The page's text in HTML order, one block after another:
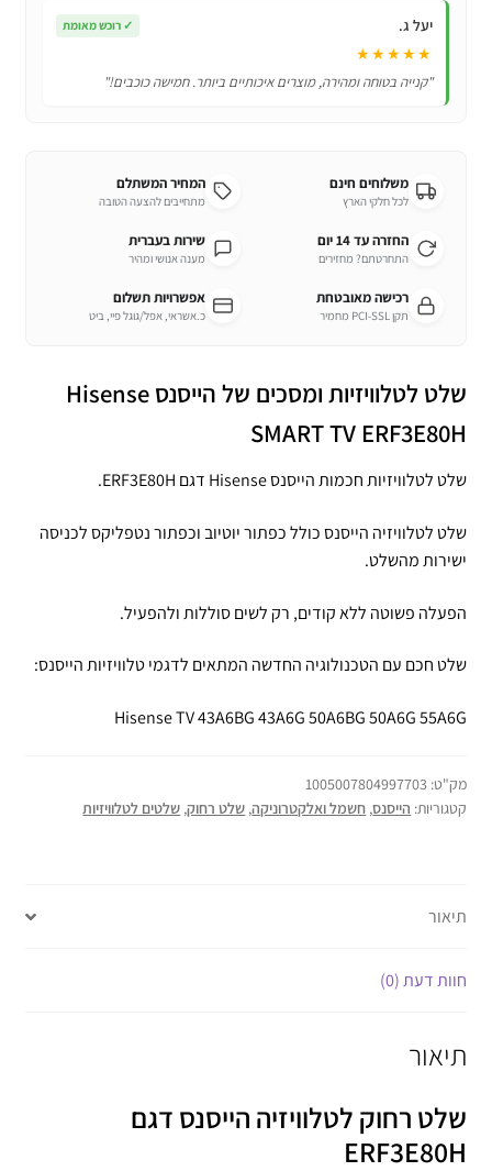
יעל ג. ✓ רוכש מאומת
★★★★★
"קנייה בטוחה ומהירה, מוצרים איכותיים ביותר. חמישה כוכבים!"
משלוחים חינם
לכל חלקי הארץ
המחיר המשתלם
מתחייבים להצעה הטובה
החזרה עד 14 יום
התחרטתם? מחזירים
שירות בעברית
מענה אנושי ומהיר
רכישה מאובטחת
תקן PCI-SSL מחמיר
אפשרויות תשלום
כ.אשראי, אפל/גוגל פיי, ביט
שלט לטלוויזיות ומסכים של הייסנס Hisense
SMART TV ERF3E80H
שלט לטלוויזיות חכמות הייסנס Hisense דגם ERF3E80H.
שלט לטלוויזיה הייסנס כולל כפתור יוטיוב וכפתור נטפליקס לכניסה
ישירות מהשלט.
הפעלה פשוטה ללא קודים, רק לשים סוללות ולהפעיל.
שלט חכם עם הטכנולוגיה החדשה המתאים לדגמי טלוויזיות הייסנס:
Hisense TV 43A6BG 43A6G 50A6BG 50A6G 55A6G
מק"ט: 1005007804997703
קטגוריות: הייסנס, חשמל ואלקטרוניקה, שלט רחוק, שלטים לטלוויזיות
תיאור
חוות דעת (0)
תיאור
שלט רחוק לטלוויזיה הייסנס דגם
ERF3E80H